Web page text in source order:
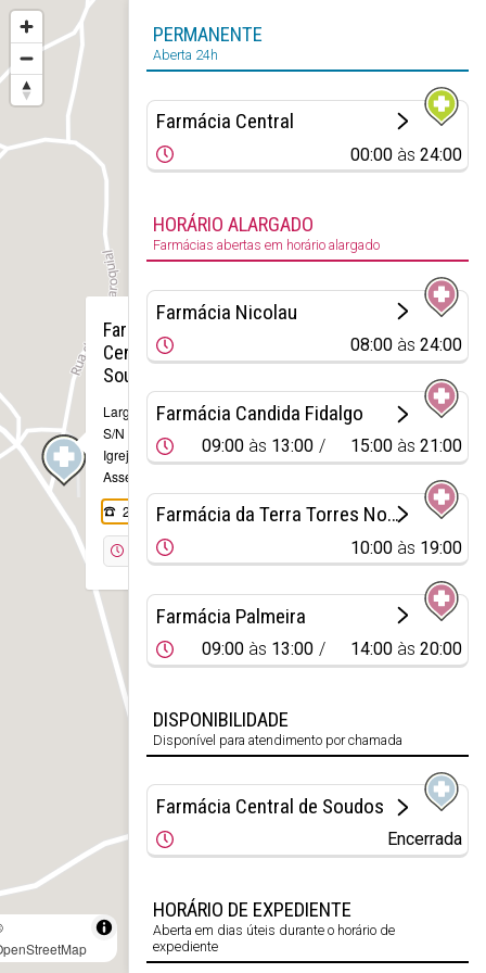
Farmácia
Central de
Soudos
Largo do Forno,
S/N - Casais da
Igreja
Assentiz
249 790 214
Encerrada
×
PERMANENTE
Aberta 24h
Farmácia Central
00:00 às24:00
HORÁRIO ALARGADO
Farmácias abertas em horário alargado
Farmácia Nicolau
08:00 às24:00
Farmácia Candida Fidalgo
09:00 às 13:00 15:00 às21:00
Farmácia da Terra Torres Novas
10:00 às 19:00
Farmácia Palmeira
09:00 às 13:00 14:00 às20:00
DISPONIBILIDADE
Disponível para atendimento por chamada
Farmácia Central de Soudos
Encerrada
HORÁRIO DE EXPEDIENTE
Aberta em dias úteis durante o horário de
expediente